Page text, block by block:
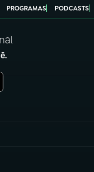
PROGRAMAS PODCASTS